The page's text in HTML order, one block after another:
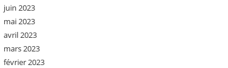
juin 2023
mai 2023
avril 2023
mars 2023
février 2023